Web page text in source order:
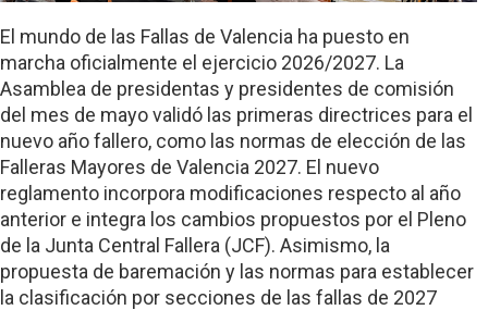
El mundo de las Fallas de Valencia ha puesto en
marcha oficialmente el ejercicio 2026/2027. La
Asamblea de presidentas y presidentes de comisión
del mes de mayo validó las primeras directrices para el
nuevo año fallero, como las normas de elección de las
Falleras Mayores de Valencia 2027. El nuevo
reglamento incorpora modificaciones respecto al año
anterior e integra los cambios propuestos por el Pleno
de la Junta Central Fallera (JCF). Asimismo, la
propuesta de baremación y las normas para establecer
la clasificación por secciones de las fallas de 2027